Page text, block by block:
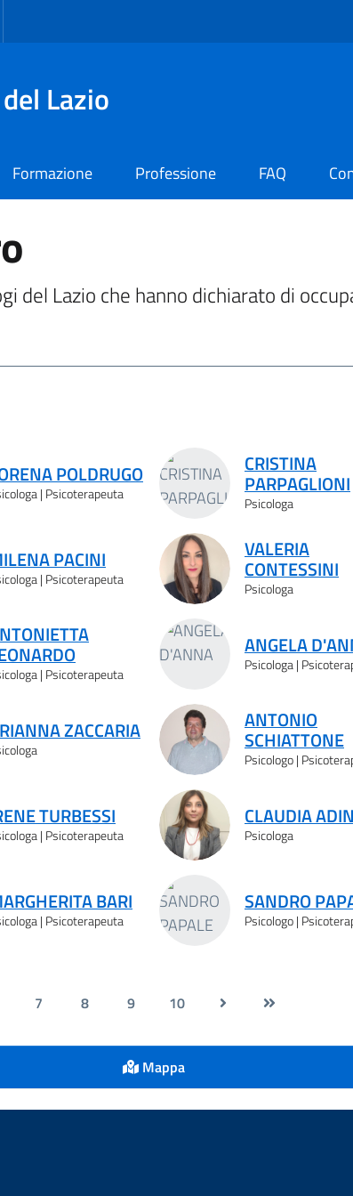
Lazio
Formazione Professione FAQ
del Lazio che hanno dichiarato di
POLDRUGO
| Psicoterapeuta
CRISTINA
PARPAGLIONI
Psicologa
PACINI
| Psicoterapeuta
VALERIA
CONTESSINI
Psicologa
| Psicoterapeuta
ANGELA
Psicologa |
ZACCARIA ANTONIO
SCHIATTONE
Psicologo |
TURBESSI
| Psicoterapeuta
CLAUDIA
Psicologa
BARI
| Psicoterapeuta
SANDRO
Psicologo |
7 8 9 10
Mappa